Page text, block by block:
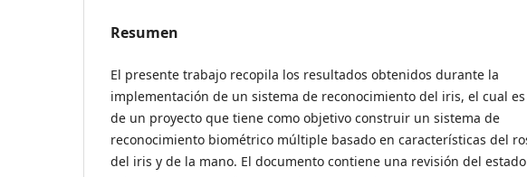
Resumen
El presente trabajo recopila los resultados obtenidos durante la
implementación de un sistema de reconocimiento del iris, el cual
de un proyecto que tiene como objetivo construir un sistema de
reconocimiento biométrico múltiple basado en características del
del iris y de la mano. El documento contiene una revisión del